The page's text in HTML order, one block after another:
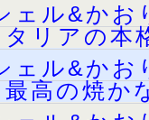
ェル&かお
タリアの
ェル&かお
最高の焼